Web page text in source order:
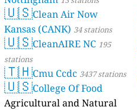
🇺🇸Clean Air Now
Kansas (CANK) 34 stations
🇺🇸CleanAIRE NC 195
stations
🇹🇭Cmu Ccdc 3437 stations
🇺🇸College Of Food
Agricultural and Natural